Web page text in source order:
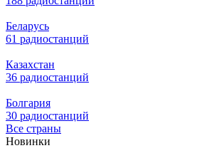
Беларусь
61 радиостанций
Казахстан
36 радиостанций
Болгария
30 радиостанций
Все страны
Новинки